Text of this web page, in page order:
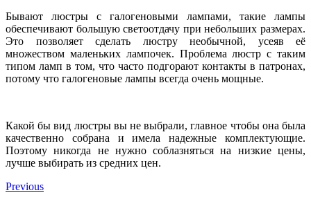
Бывают люстры с галогеновыми лампами, такие лампы
обеспечивают большую светоотдачу при небольших размерах.
Это позволяет сделать люстру необычной, усеяв её
множеством маленьких лампочек. Проблема люстр с таким
типом ламп в том, что часто подгорают контакты в патронах,
потому что галогеновые лампы всегда очень мощные.
Какой бы вид люстры вы не выбрали, главное чтобы она была
качественно собрана и имела надежные комплектующие.
Поэтому никогда не нужно соблазняться на низкие цены,
лучше выбирать из средних цен.
Previous